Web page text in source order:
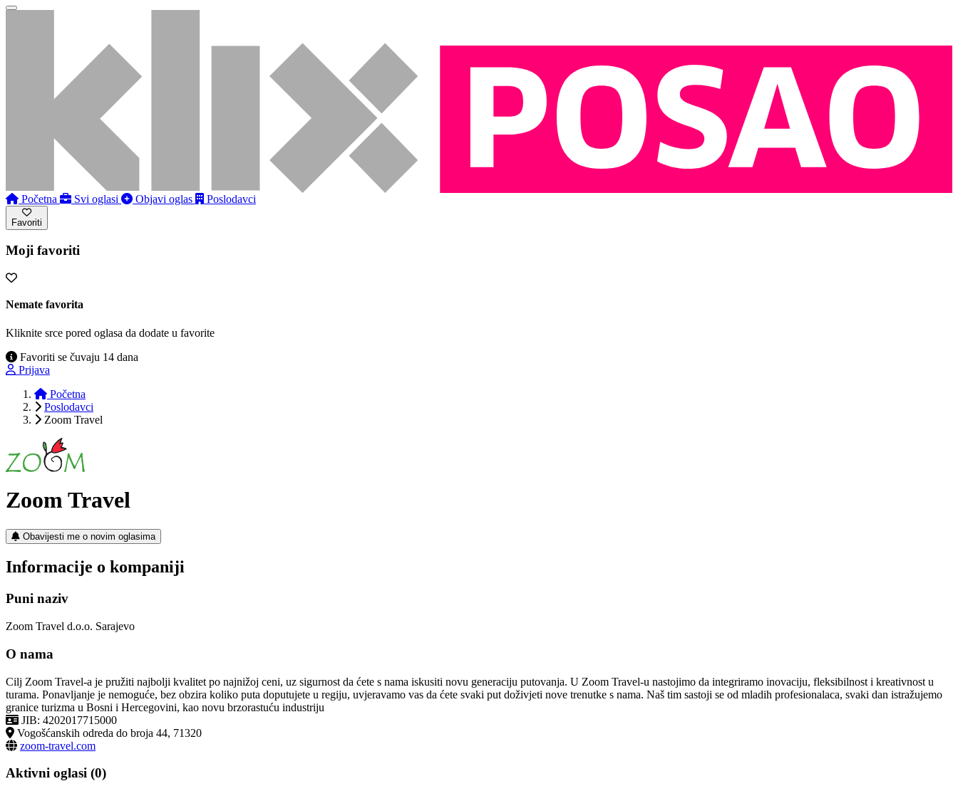
Početna Svi oglasi Objavi oglas Poslodavci
Favoriti
Moji favoriti
Nemate favorita
Kliknite srce pored oglasa da dodate u favorite
Favoriti se čuvaju 14 dana
Prijava
Početna
Poslodavci
Zoom Travel
Zoom Travel
Obavijesti me o novim oglasima
Informacije o kompaniji
Puni naziv
Zoom Travel d.o.o. Sarajevo
O nama
Cilj Zoom Travel-a je pružiti najbolji kvalitet po najnižoj ceni, uz sigurnost da ćete s nama iskusiti novu generaciju putovanja. U Zoom Travel-u nastojimo da integriramo inovaciju, fleksibilnost i kreativnost u
turama. Ponavljanje je nemoguće, bez obzira koliko puta doputujete u regiju, uvjeravamo vas da ćete svaki put doživjeti nove trenutke s nama. Naš tim sastoji se od mladih profesionalaca, svaki dan istražujemo
granice turizma u Bosni i Hercegovini, kao novu brzorastuću industriju
JIB: 4202017715000
Vogošćanskih odreda do broja 44, 71320
zoom-travel.com
Aktivni oglasi (0)